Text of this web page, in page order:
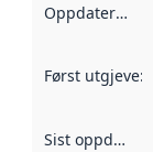
Oppdateringsfrekvens
Først utgjeve:
Sist oppdatert